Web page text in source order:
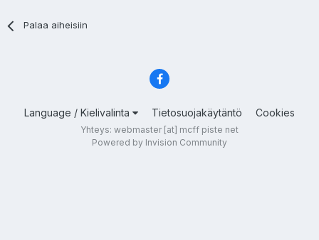
Palaa aiheisiin
Language / Kielivalinta Tietosuojakäytäntö Cookies
Yhteys: webmaster [at] mcff piste net
Powered by Invision Community